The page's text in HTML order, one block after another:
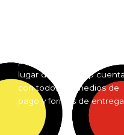
por mayor desde cualquier
lugar del país. Pop cuenta
con todos los medios de
pago y formas de entrega.